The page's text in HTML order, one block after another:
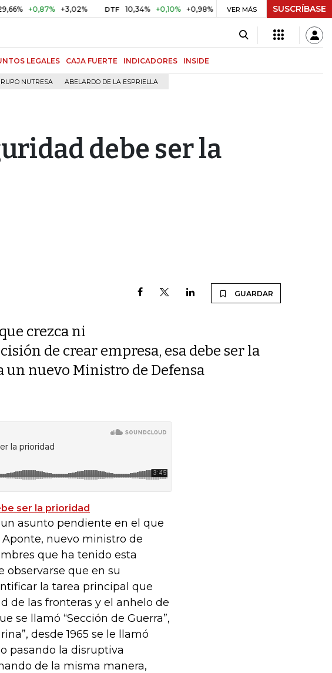
+3,02% DTF 10,34% +0,10% +0,98% UVR $ 416,96 +$ 0,05 +0,01%
VER MÁS SUSCRÍBASE
LEGALES CAJA FUERTE INDICADORES INSIDE
NUTRESA ABELARDO DE LA ESPRIELLA
debe ser la
GUARDAR
crezca ni
de crear empresa, esa debe ser la
nuevo Ministro de Defensa
ser la prioridad
asunto pendiente en el que
nuevo ministro de
que ha tenido esta
observarse que en su
la tarea principal que
de las fronteras y el anhelo de
se llamó “Sección de Guerra”,
desde 1965 se le llamó
pasando la disruptiva
de la misma manera,